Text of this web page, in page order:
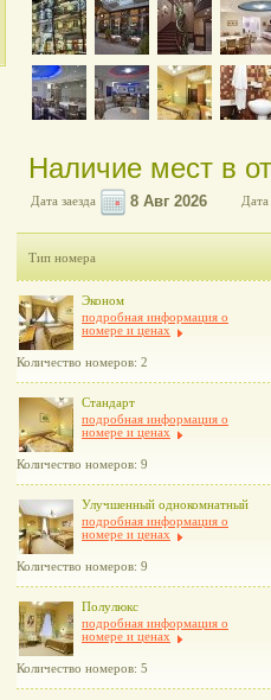
Наличие мест в
Дата заезда Дата
Тип номера
Эконом
подробная информация о
номере и ценах
Количество номеров: 2
Стандарт
подробная информация о
номере и ценах
Количество номеров: 9
Улучшенный однокомнатный
подробная информация о
номере и ценах
Количество номеров: 9
Полулюкс
подробная информация о
номере и ценах
Количество номеров: 5